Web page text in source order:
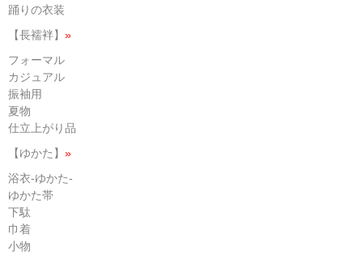
踊りの衣装
【長襦袢】 »
フォーマル
カジュアル
振袖用
夏物
仕立上がり品
【ゆかた】 »
浴衣-ゆかた-
ゆかた帯
下駄
巾着
小物